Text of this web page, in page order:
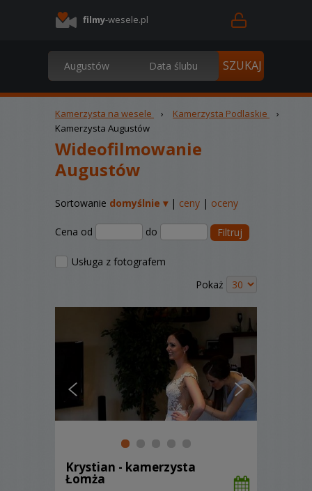
filmy-wesele.pl
Kamerzysta na wesele › Kamerzysta Podlaskie
›
Kamerzysta Augustów
Wideofilmowanie
Augustów
Sortowanie domyślnie ▾| ceny | oceny
Cena od do Filtruj
Usługa z fotografem
Pokaż
Krystian - kamerzysta
Łomża